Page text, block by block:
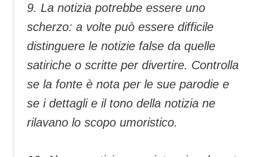
9. La notizia potrebbe essere uno
scherzo: a volte può essere difficile
distinguere le notizie false da quelle
satiriche o scritte per divertire. Controlla
se la fonte è nota per le sue parodie e
se i dettagli e il tono della notizia ne
rilavano lo scopo umoristico.